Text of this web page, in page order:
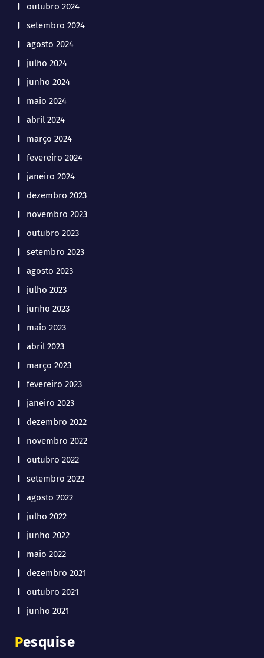
outubro 2024
setembro 2024
agosto 2024
julho 2024
junho 2024
maio 2024
abril 2024
março 2024
fevereiro 2024
janeiro 2024
dezembro 2023
novembro 2023
outubro 2023
setembro 2023
agosto 2023
julho 2023
junho 2023
maio 2023
abril 2023
março 2023
fevereiro 2023
janeiro 2023
dezembro 2022
novembro 2022
outubro 2022
setembro 2022
agosto 2022
julho 2022
junho 2022
maio 2022
dezembro 2021
outubro 2021
junho 2021
Pesquise